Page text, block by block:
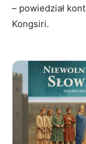
– powiedział
Kongsiri.